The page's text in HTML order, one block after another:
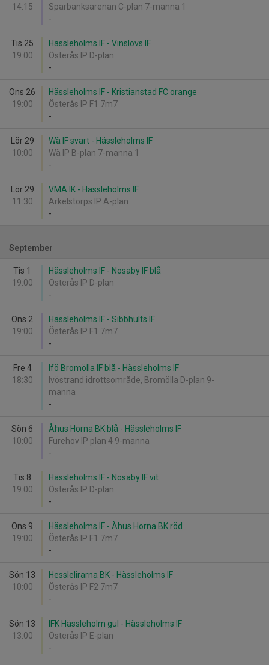
14:15
Sparbanksarenan C-plan 7-manna 1
-
Tis 25
19:00
Hässleholms IF - Vinslövs IF
Österås IP D-plan
-
Ons 26
19:00
Hässleholms IF - Kristianstad FC orange
Österås IP F1 7m7
-
Lör 29
10:00
Wä IF svart - Hässleholms IF
Wä IP B-plan 7-manna 1
-
Lör 29
11:30
VMA IK - Hässleholms IF
Arkelstorps IP A-plan
-
September
Tis 1
19:00
Hässleholms IF - Nosaby IF blå
Österås IP D-plan
-
Ons 2
19:00
Hässleholms IF - Sibbhults IF
Österås IP F1 7m7
-
Fre 4
18:30
Ifö Bromölla IF blå - Hässleholms IF
Ivöstrand idrottsområde, Bromölla D-plan 9-
manna
-
Sön 6
10:00
Åhus Horna BK blå - Hässleholms IF
Furehov IP plan 4 9-manna
-
Tis 8
19:00
Hässleholms IF - Nosaby IF vit
Österås IP D-plan
-
Ons 9
19:00
Hässleholms IF - Åhus Horna BK röd
Österås IP F1 7m7
-
Sön 13
10:00
Hesslelirarna BK - Hässleholms IF
Österås IP F2 7m7
-
Sön 13
13:00
IFK Hässleholm gul - Hässleholms IF
Österås IP E-plan
-